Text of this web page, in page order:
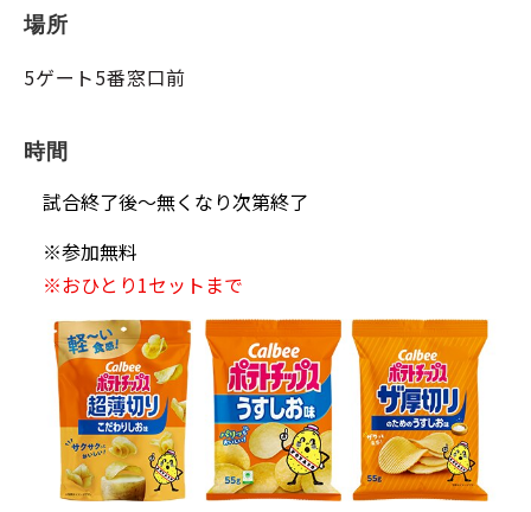
場所
5ゲート5番窓口前
時間
試合終了後～無くなり次第終了
※参加無料
※おひとり1セットまで